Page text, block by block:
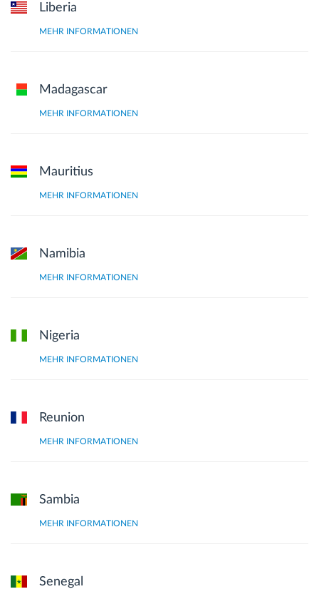
Liberia
MEHR INFORMATIONEN
Madagascar
MEHR INFORMATIONEN
Mauritius
MEHR INFORMATIONEN
Namibia
MEHR INFORMATIONEN
Nigeria
MEHR INFORMATIONEN
Reunion
MEHR INFORMATIONEN
Sambia
MEHR INFORMATIONEN
Senegal